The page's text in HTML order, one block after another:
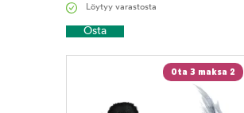
Löytyy varastosta
Osta
Ota 3 maksa 2